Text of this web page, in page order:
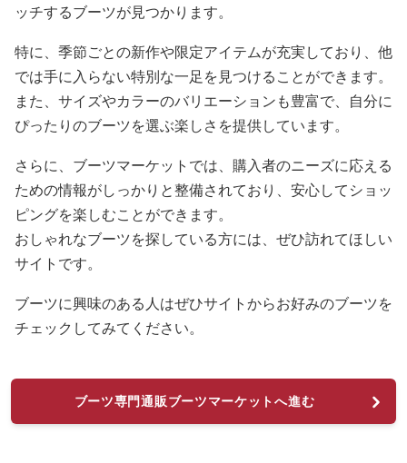
ッチするブーツが見つかります。
特に、季節ごとの新作や限定アイテムが充実しており、他
では手に入らない特別な一足を見つけることができます。
また、サイズやカラーのバリエーションも豊富で、自分に
ぴったりのブーツを選ぶ楽しさを提供しています。
さらに、ブーツマーケットでは、購入者のニーズに応える
ための情報がしっかりと整備されており、安心してショッ
ピングを楽しむことができます。
おしゃれなブーツを探している方には、ぜひ訪れてほしい
サイトです。
ブーツに興味のある人はぜひサイトからお好みのブーツを
チェックしてみてください。
ブーツ専門通販ブーツマーケットへ進む